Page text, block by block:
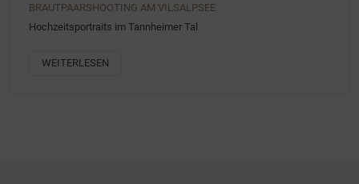
BRAUTPAARSHOOTING AM VILSALPSEE
Hochzeitsportraits im Tannheimer Tal
WEITERLESEN